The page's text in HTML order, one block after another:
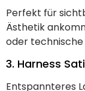
Perfekt für
Ästhetik
oder
3. Harness
Entspannteres